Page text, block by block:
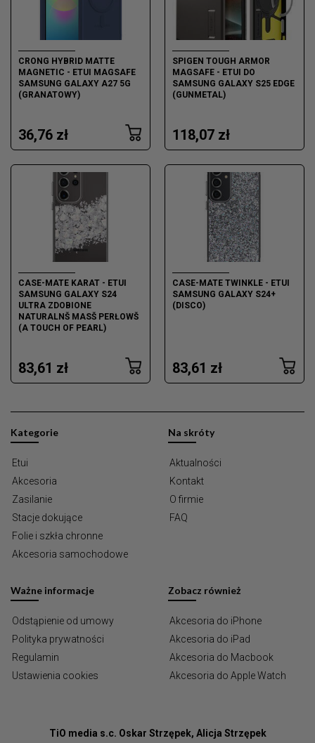
CRONG HYBRID MATTE
MAGNETIC - ETUI MAGSAFE
SAMSUNG GALAXY A27 5G
(GRANATOWY)
36,76 zł
SPIGEN TOUGH ARMOR
MAGSAFE - ETUI DO
SAMSUNG GALAXY S25 EDGE
(GUNMETAL)
118,07 zł
CASE-MATE KARAT - ETUI
SAMSUNG GALAXY S24
ULTRA ZDOBIONE
NATURALNŠ MASŠ PERŁOWŠ
(A TOUCH OF PEARL)
83,61 zł
CASE-MATE TWINKLE - ETUI
SAMSUNG GALAXY S24+
(DISCO)
83,61 zł
Kategorie
Etui
Akcesoria
Zasilanie
Stacje dokujące
Folie i szkła chronne
Akcesoria samochodowe
Na skróty
Aktualności
Kontakt
O firmie
FAQ
Ważne informacje
Odstąpienie od umowy
Polityka prywatności
Regulamin
Ustawienia cookies
Zobacz również
Akcesoria do iPhone
Akcesoria do iPad
Akcesoria do Macbook
Akcesoria do Apple Watch
TiO media s.c. Oskar Strzępek, Alicja Strzępek